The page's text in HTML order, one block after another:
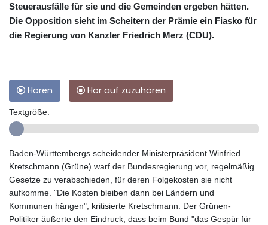
Steuerausfälle für sie und die Gemeinden ergeben hätten.
Die Opposition sieht im Scheitern der Prämie ein Fiasko für
die Regierung von Kanzler Friedrich Merz (CDU).
Hören Hör auf zuzuhören
Textgröße:
Baden-Württembergs scheidender Ministerpräsident Winfried
Kretschmann (Grüne) warf der Bundesregierung vor, regelmäßig
Gesetze zu verabschieden, für deren Folgekosten sie nicht
aufkomme. "Die Kosten bleiben dann bei Ländern und
Kommunen hängen", kritisierte Kretschmann. Der Grünen-
Politiker äußerte den Eindruck, dass beim Bund "das Gespür für